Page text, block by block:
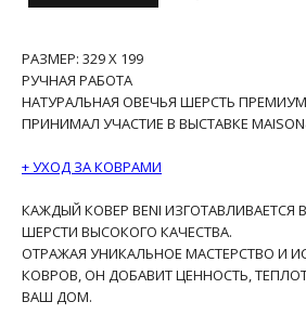
РАЗМЕР: 329 X 199
РУЧНАЯ РАБОТА
НАТУРАЛЬНАЯ ОВЕЧЬЯ ШЕРСТЬ
ПРИНИМАЛ УЧАСТИЕ В ВЫСТАВКЕ
+ УХОД ЗА КОВРАМИ
КАЖДЫЙ КОВЕР BENI
ШЕРСТИ ВЫСОКОГО КАЧЕСТВА.
ОТРАЖАЯ УНИКАЛЬНОЕ МАСТЕРСТВО И
КОВРОВ, ОН ДОБАВИТ ЦЕННОСТЬ,
ВАШ ДОМ.